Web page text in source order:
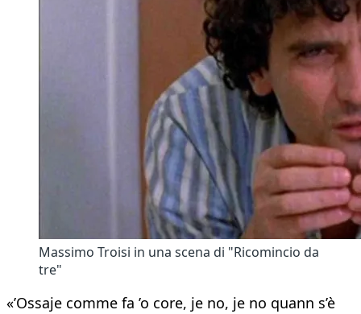
Massimo Troisi in una scena di "Ricomincio da
tre"
«’Ossaje comme fa ’o core, je no, je no quann s’è